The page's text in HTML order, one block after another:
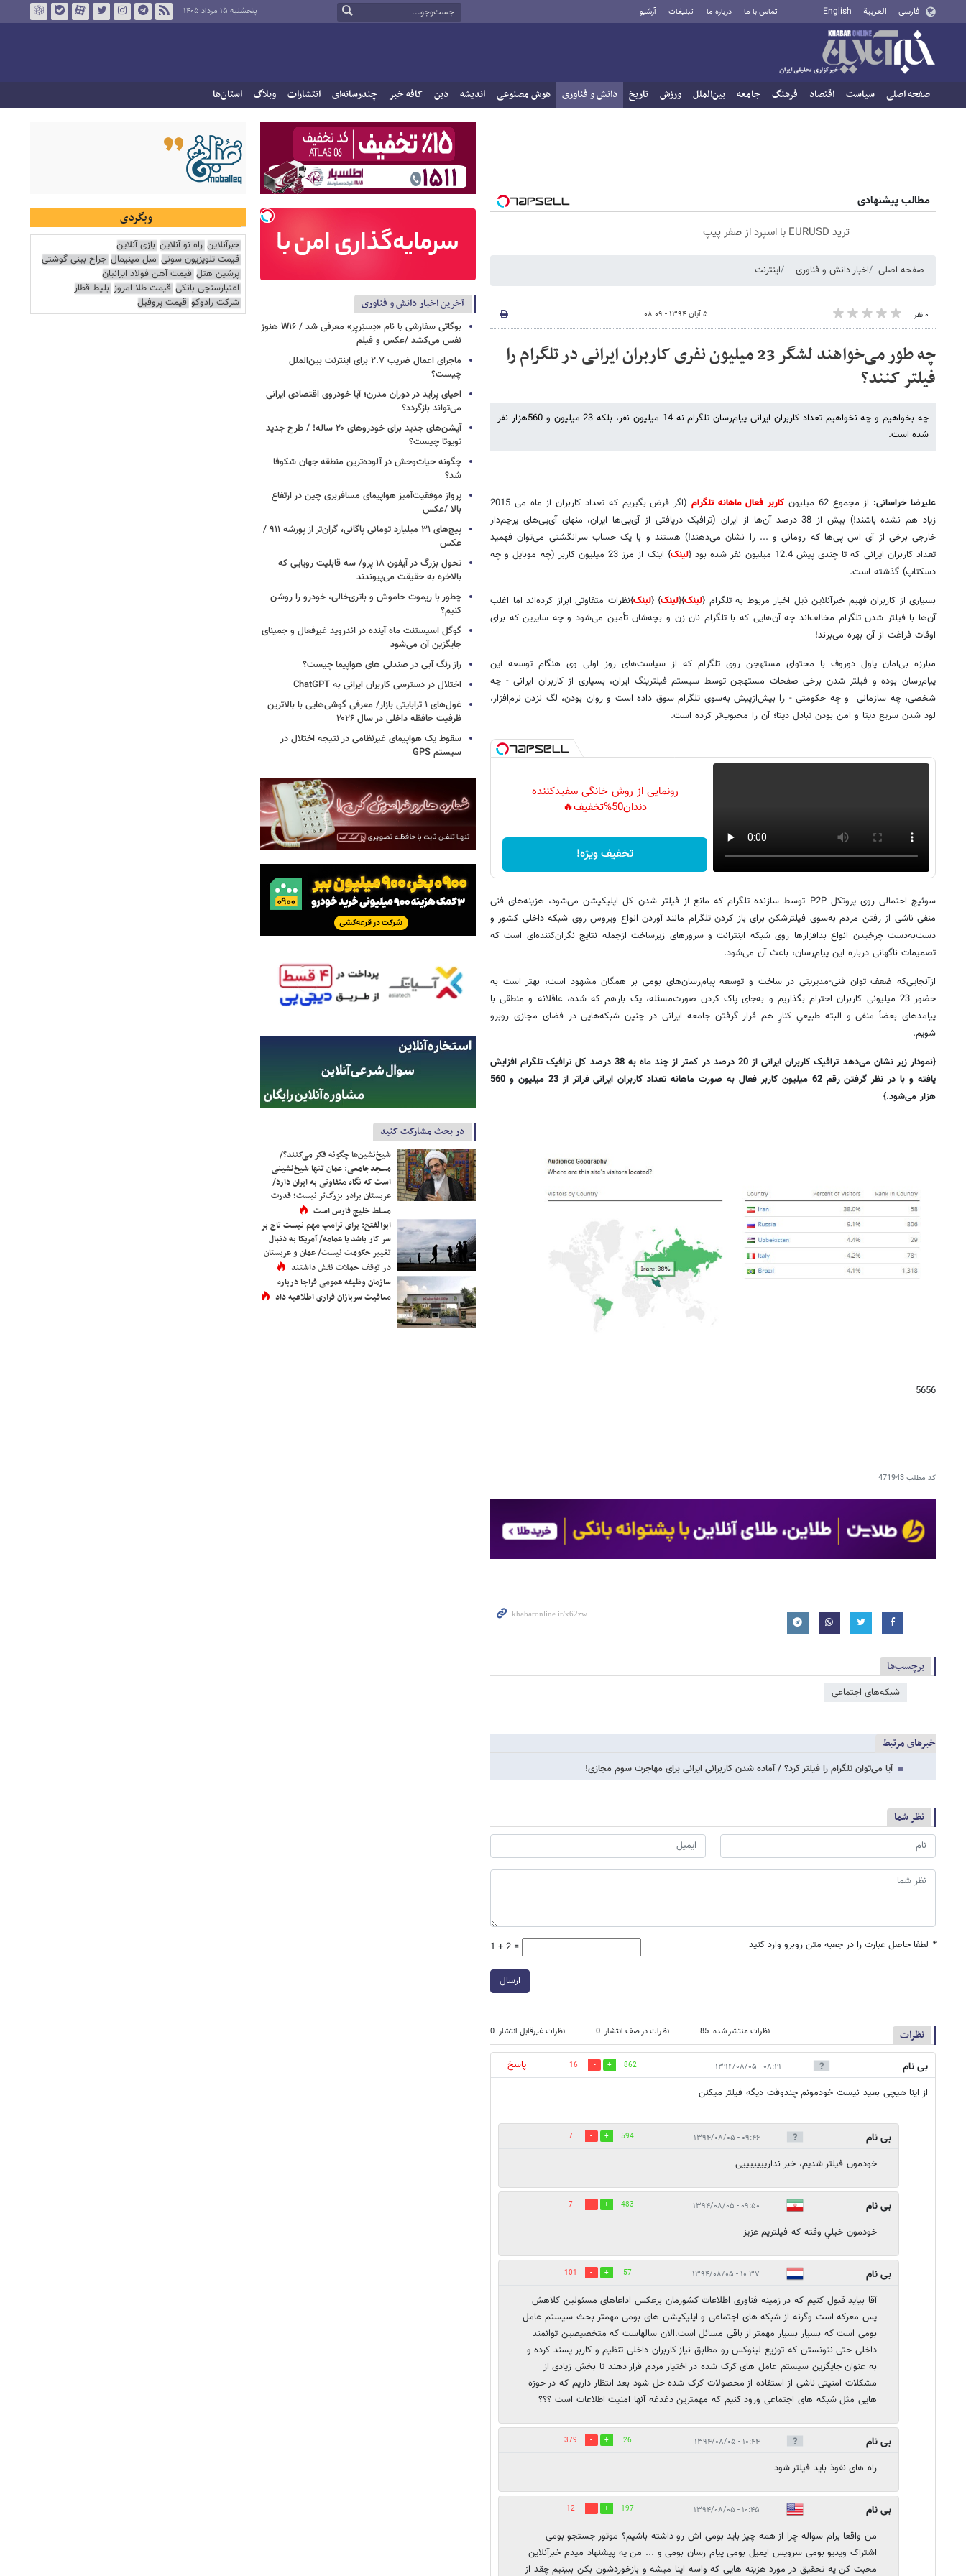
فارسی العربية English تماس با ما درباره ما تبلیغات آرشیو پنجشنبه ۱۵ مرداد ۱۴۰۵
صفحه اصلی سیاست اقتصاد فرهنگ جامعه بین‌الملل ورزش تاریخ دانش و فناوری هوش مصنوعی اندیشه دین کافه خبر چندرسانه‌ای انتشارات وبلاگ استان‌ها
مطالب پیشنهادی
ترید EURUSD با اسپرد از صفر پیپ
صفحه اصلی اخبار دانش و فناوری اینترنت
۰ نفر ۵ آبان ۱۳۹۴ - ۰۸:۰۹
چه طور می‌خواهند لشگر 23 میلیون نفری کاربران ایرانی در تلگرام را
فیلتر کنند؟
چه بخواهیم و چه نخواهیم تعداد کاربران ایرانی پیام‌رسان تلگرام نه 14 میلیون نفر، بلکه 23 میلیون و 560هزار نفر
شده است.
علیرضا خراسانی: از مجموع 62 میلیون کاربر فعال ماهانه تلگرام
(اگر فرض بگیریم که تعداد کاربران از ماه می 2015
زیاد هم نشده باشند!) بیش از 38 درصد آن‌ها از ایران (ترافیک دریافتی از آی‌پی‌ها ایران، منهای آی‌پی‌های پرچم‌دار
خارجی برخی از آی اس پی‌ها که رومانی و ... را نشان می‌دهند!) هستند و با یک حساب سرانگشتی می‌توان فهمید
تعداد کاربران ایرانی که تا چندی پیش 12.4 میلیون نفر شده بود {
لینک
} اینک از مرز 23 میلیون کاربر (چه موبایل و چه
دسکتاپ) گذشته است.
بسیاری از کاربران فهیم خبرآنلاین ذیل اخبار مربوط به تلگرام {لینک}{لینک} {لینک}نظرات متفاوتی ابراز کرده‌اند اما اغلب
آن‌ها با فیلتر شدن تلگرام مخالف‌اند چه آن‌هایی که با تلگرام نان زن و بچه‌شان تأمین می‌شود و چه سایرین که برای
اوقات فراغت از آن بهره می‌برند!
مبارزه بی‌امان پاول دوروف با محتوای مستهجن روی تلگرام که از سیاست‌های روز اولی وی هنگام توسعه این
پیام‌رسان بوده و فیلتر شدن برخی صفحات مستهجن توسط سیستم فیلترینگ ایران، بسیاری از کاربران ایرانی - چه
شخصی، چه سازمانی و چه حکومتی - را بیش‌ازپیش به‌سوی تلگرام سوق داده است و روان بودن، لگ نزدن نرم‌افزار،
لود شدن سریع دیتا و امن بودن تبادل دیتا؛ آن را محبوب‌تر کرده است.
رونمایی از روش خانگی سفیدکننده
دندان50%تخفیف🔥
تخفیف ویژه!
سوئیچ احتمالی روی پروتکل P2P توسط سازنده تلگرام که مانع از فیلتر شدن کل اپلیکیشن می‌شود، هزینه‌های فنی
منفی ناشی از رفتن مردم به‌سوی فیلترشکن برای باز کردن تلگرام مانند آوردن انواع ویروس روی شبکه داخلی کشور و
دست‌به‌دست چرخیدن انواع بدافزارها روی شبکه اینترانت و سرورهای زیرساخت ازجمله نتایج نگران‌کننده‌ای است که
تصمیمات ناگهانی درباره این پیام‌رسان، باعث آن می‌شود.
ازآنجایی‌که ضعف توان فنی-مدیریتی در ساخت و توسعه پیام‌رسان‌های بومی بر همگان مشهود است، بهتر است به
حضور 23 میلیونی کاربران احترام بگذاریم و به‌جای پاک کردن صورت‌مسئله، یک بارهم که شده، عاقلانه و منطقی با
پیامدهای بعضاً منفی و البته طبیعیِ کنارِ هم قرار گرفتن جامعه ایرانی در چنین شبکه‌هایی در فضای مجازی روبرو
شویم.
{نمودار زیر نشان می‌دهد ترافیک کاربران ایرانی از 20 درصد در کمتر از چند ماه به 38 درصد کل ترافیک تلگرام افزایش
یافته و با در نظر گرفتن رقم 62 میلیون کاربر فعال به صورت ماهانه تعداد کاربران ایرانی فراتر از 23 میلیون و 560
هزار می‌شود.}
5656
کد مطلب471943
برچسب‌ها
شبکه‌‌های اجتماعی
خبرهای مرتبط
آیا می‌توان تلگرام را فیلتر کرد؟ / آماده شدن کاربرانی ایرانی برای مهاجرت سوم مجازی!
نظر شما
* لطفا حاصل عبارت را در جعبه متن روبرو وارد کنید 1 + 2 =
ارسال
نظرات نظرات منتشر شده: 85 نظرات در صف انتشار: 0 نظرات غیرقابل انتشار: 0
بی نام ۰۸:۱۹ - ۱۳۹۴/۰۸/۰۵ 862
16
پاسخ
از اینا هیچی بعید نیست خودمونم چندوقت دیگه فیلتر میکنن
بی نام ۰۹:۴۶ - ۱۳۹۴/۰۸/۰۵ 594
7
خودمون فیلتر شدیم، خبر نداریییییییی
بی نام ۰۹:۵۰ - ۱۳۹۴/۰۸/۰۵ 483
7
خودمون خيلي وقته كه فيلتريم عزيز
بی نام ۱۰:۳۷ - ۱۳۹۴/۰۸/۰۵ 57
101
آقا بیاید قبول کنیم که در زمینه فناوری اطلاعات کشورمان برعکس اداعاهای مسئولین کلاهش
پس معرکه است وگرنه از شبکه های اجتماعی و اپلیکیشن های بومی مهمتر بحث سیستم عامل
بومی است که بسیار بسیار مهمتر از باقی مسائل است.الان سالهاست که متخصیصین توانمند
داخلی حتی نتونستن که توزیع لینوکس رو مطابق نیاز کاربران داخلی تنظیم و کاربر پسند کرده و
به عنوان جایگزین سیستم عامل های کرک شده در اختیار مردم قرار دهند تا بخش زیادی از
مشکلات امنیتی ناشی از استفاده از محصولات کرک شده حل شود بعد انتظار داریم که در حوزه
هایی مثل شبکه های اجتماعی ورود کنیم که مهمترین دغدغه آنها امنیت اطلاعات است ؟؟؟
بی نام ۱۰:۴۴ - ۱۳۹۴/۰۸/۰۵ 26
379
راه های نفوذ باید فیلتر شود
بی نام ۱۰:۴۵ - ۱۳۹۴/۰۸/۰۵ 197
12
من واقعا برام سواله چرا از همه چیز باید بومی اش رو داشته باشیم؟ موتور جستجو بومی
اشتراک ویدیو بومی سرویس ایمیل بومی پیام رسان بومی و ... من یه پیشنهاد میدم خبرآنلاین
محبت کن یه تحقیق در مورد هزینه هایی که واسه اینا میشه و بازخوردشون بکن ببینیم چقد از
آخرین اخبار دانش و فناوری
بوگاتی سفارشی با نام «دِستِریِر» معرفی شد / W۱۶ هنوز
نفس می‌کشد /عکس و فیلم
ماجرای اعمال ضریب ۲.۷ برای اینترنت بین‌الملل
چیست؟
احیای پراید در دوران مدرن؛ آیا خودروی اقتصادی ایرانی
می‌تواند بازگردد؟
آپشن‌های جدید برای خودروهای ۲۰ ساله! / طرح جدید
تویوتا چیست؟
چگونه حیات‌وحش در آلوده‌ترین منطقه جهان شکوفا
شد؟
پرواز موفقیت‌آمیز هواپیمای مسافربری چین در ارتفاع
بالا /عکس
پیچ‌های ۳۱ میلیارد تومانی پاگانی، گران‌تر از پورشه ۹۱۱ /
عکس
تحول بزرگ در آیفون ۱۸ پرو/ سه قابلیت رویایی که
بالاخره به حقیقت می‌پیوندند
چطور با ریموت خاموش و باتری‌خالی، خودرو را روشن
کنیم؟
گوگل اسیستنت ماه آینده در اندروید غیرفعال و جمینای
جایگزین آن می‌شود
راز رنگ آبی در صندلی های هواپیما چیست؟
اختلال در دسترسی کاربران ایرانی به ChatGPT
غول‌های ۱ ترابایتی بازار/ معرفی گوشی‌هایی با بالاترین
ظرفیت حافظه داخلی در سال ۲۰۲۶
سقوط یک هواپیمای غیرنظامی در نتیجه اختلال در
سیستم‌ GPS
در بحث مشارکت کنید
شیخ‌نشین‌ها چگونه فکر می‌کنند؟/
مسجدجامعی: عمان تنها شیخ‌نشینی
است که نگاه متفاوتی به ایران دارد/
عربستان برادر بزرگ‌تر نیست؛ قدرت
مسلط خلیج فارس است
ابوالفتح: برای ترامپ مهم نیست تاج بر
سر کار باشد یا عمامه/ آمریکا به دنبال
تغییر حکومت نیست/ عمان و عربستان
در توقف حملات نقش داشتند
سازمان وظیفه عمومی فراجا درباره
معافیت سربازان فراری اطلاعیه داد
وبگردی
خبرآنلاین راه نو آنلاین بازی آنلاین
قیمت تلویزیون سونی مبل مینیمال جراح بینی گوشتی
پرشین هتل قیمت آهن فولاد ایرانیان
اعتبارسنجی بانکی قیمت طلا امروز بلیط قطار
شرکت رادوکو قیمت پروفیل